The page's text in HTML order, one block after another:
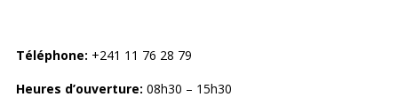
Téléphone: +241 11 76 28 79
Heures d’ouverture: 08h30 – 15h30